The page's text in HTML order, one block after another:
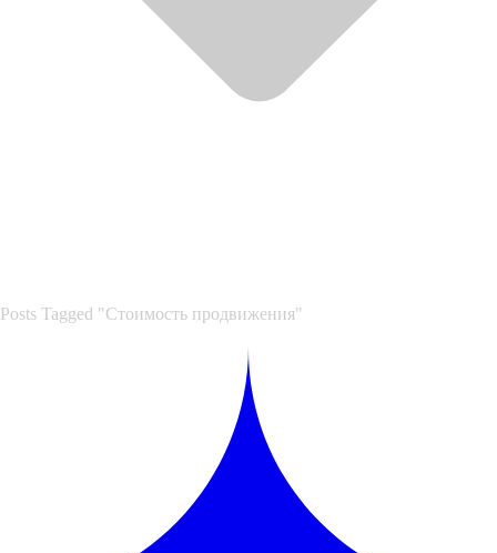
Posts Tagged "Стоимость продвижения"